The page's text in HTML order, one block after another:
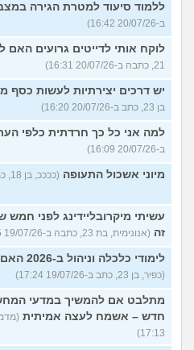
ללמוד סיעוד למטרת הגירה
ב-20/07/26 16:42)
לוקח אותי לדייטים גרועים האם
21, כתבה ב-20/07/26 16:31)
יש דרכים יצירתיות לעשות כסף
בן 23, כתב ב-20/07/26 16:20)
למה אני כל כך חרדתית כלפי
ב-20/07/26 16:09)
מיוני אשכול התעופה (ככככ, בן 18, כתב ב-20/07/26 16:00)
עשיתי מיקרובליידינג לפני
זה (אנונימית, בת 23, כתבה ב-19/07/26 17:35)
לימודי כלכלה וניהול ב-2026 האם יהיה לי עתיד בזה?
(כפיר, בן 23, כתב ב-19/07/26 17:24)
מתלבט אם להמשיך במדעי
חדש – אשמח לעצה אמיתית
17:13)